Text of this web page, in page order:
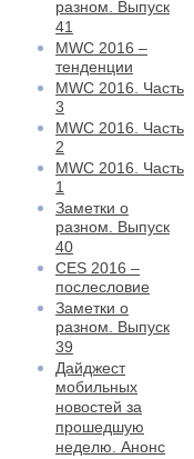
разном. Выпуск
41
MWC 2016 –
тенденции
MWC 2016. Часть
3
MWC 2016. Часть
2
MWC 2016. Часть
1
Заметки о
разном. Выпуск
40
CES 2016 –
послесловие
Заметки о
разном. Выпуск
39
Дайджест
мобильных
новостей за
прошедшую
неделю. Анонс